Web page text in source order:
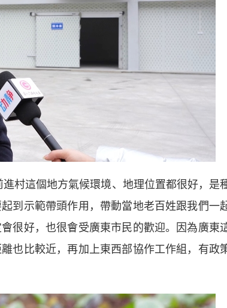
村這個地方氣候環境、地理位置都很好，是
到示範帶頭作用，帶動當地老百姓跟我們一
很好，也很會受廣東市民的歡迎。因為廣東
也比較近，再加上東西部協作工作組，有政